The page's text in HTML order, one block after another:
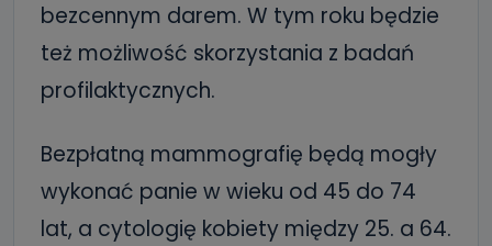
bezcennym darem. W tym roku będzie
też możliwość skorzystania z badań
profilaktycznych.
Bezpłatną mammografię będą mogły
wykonać panie w wieku od 45 do 74
lat, a cytologię kobiety między 25. a 64.